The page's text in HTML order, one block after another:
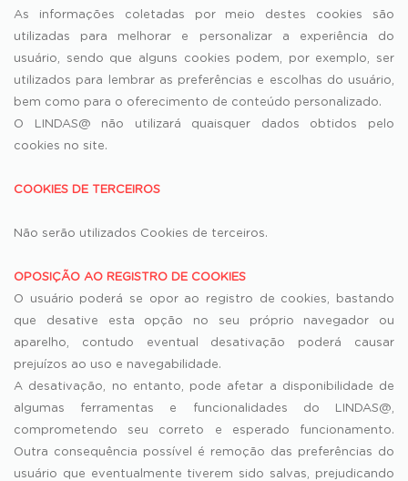
As informações coletadas por meio destes cookies são
utilizadas para melhorar e personalizar a experiência do
usuário, sendo que alguns cookies podem, por exemplo, ser
utilizados para lembrar as preferências e escolhas do usuário,
bem como para o oferecimento de conteúdo personalizado.
O LINDAS@ não utilizará quaisquer dados obtidos pelo
cookies no site.
COOKIES DE TERCEIROS
Não serão utilizados Cookies de terceiros.
OPOSIÇÃO AO REGISTRO DE COOKIES
O usuário poderá se opor ao registro de cookies, bastando
que desative esta opção no seu próprio navegador ou
aparelho, contudo eventual desativação poderá causar
prejuízos ao uso e navegabilidade.
A desativação, no entanto, pode afetar a disponibilidade de
algumas ferramentas e funcionalidades do LINDAS@,
comprometendo seu correto e esperado funcionamento.
Outra consequência possível é remoção das preferências do
usuário que eventualmente tiverem sido salvas, prejudicando